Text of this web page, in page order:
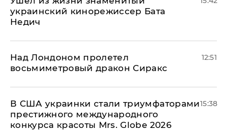
украинский кинорежиссер Бата
Недич
Над Лондоном пролетел
восьмиметровый дракон Сиракс
12:51
В США украинки стали триумфаторами
престижного международного
конкурса красоты Mrs. Globe 2026
15:38